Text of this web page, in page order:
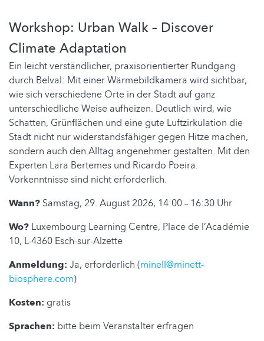
Workshop: Urban Walk – Discover
Climate Adaptation
Ein leicht verständlicher, praxisorientierter Rundgang
durch Belval: Mit einer Wärmebildkamera wird sichtbar,
wie sich verschiedene Orte in der Stadt auf ganz
unterschiedliche Weise aufheizen. Deutlich wird, wie
Schatten, Grünflächen und eine gute Luftzirkulation die
Stadt nicht nur widerstandsfähiger gegen Hitze machen,
sondern auch den Alltag angenehmer gestalten. Mit den
Experten Lara Bertemes und Ricardo Poeira.
Vorkenntnisse sind nicht erforderlich.
Wann? Samstag, 29. August 2026, 14:00 – 16:30 Uhr
Wo? Luxembourg Learning Centre, Place de l’Académie
10, L-4360 Esch-sur-Alzette
Anmeldung: Ja, erforderlich (minell@minett-
biosphere.com)
Kosten: gratis
Sprachen: bitte beim Veranstalter erfragen